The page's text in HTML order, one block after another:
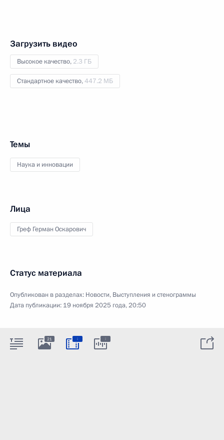
Загрузить видео
Высокое качество, 2.3 ГБ
Стандартное качество,447.2 МБ
Темы
Наука и инновации
Лица
Греф Герман Оскарович
Статус материала
Опубликован в разделах: Новости, Выступления и стенограммы
Дата публикации: 19 ноября 2025 года, 20:50
21 : :